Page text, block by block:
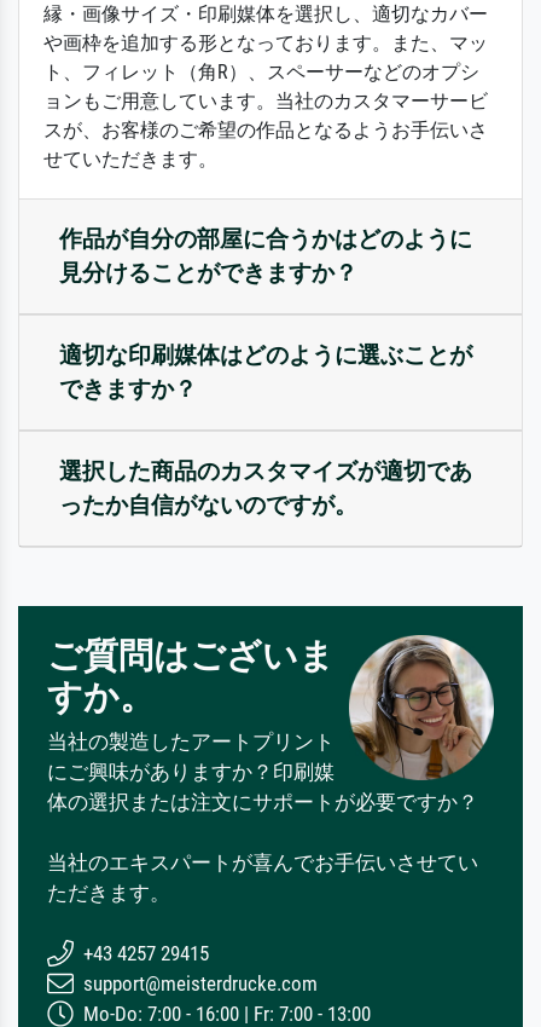
縁・画像サイズ・印刷媒体を選択し、適切なカバー
や画枠を追加する形となっております。また、マッ
ト、フィレット（角R）、スペーサーなどのオプシ
ョンもご用意しています。当社のカスタマーサービ
スが、お客様のご希望の作品となるようお手伝いさ
せていただきます。
作品が自分の部屋に合うかはどのように
見分けることができますか？
適切な印刷媒体はどのように選ぶことが
できますか？
選択した商品のカスタマイズが適切であ
ったか自信がないのですが。
ご質問はございま
すか。
当社の製造したアートプリント
にご興味がありますか？印刷媒
体の選択または注文にサポートが必要ですか？
当社のエキスパートが喜んでお手伝いさせてい
ただきます。
+43 4257 29415
support@meisterdrucke.com
Mo-Do: 7:00 - 16:00 | Fr: 7:00 - 13:00